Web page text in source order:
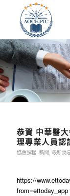
恭賀 中華醫
理專業人員認
協會課程, 新聞, 最新消
https://
from=ettoday_app